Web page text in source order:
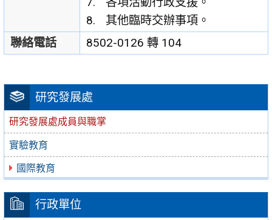
研究發展處
研究發展處成員與職掌
實驗教育
國際教育
行政單位
其他臨時交辦事項。
聯絡電話
8502-0126 轉 104